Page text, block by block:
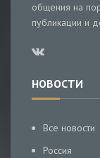
общения на
публикации и
НОВОСТИ
Все новости
Россия